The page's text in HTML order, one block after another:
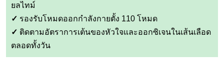
ยลไทม์
✓ รองรับโหมดออกกำลังกายตั้ง 110 โหมด
✓ ติดตามอัตราการเต้นของหัวใจและออกซิเจนในเส้นเลือด
ตลอดทั้งวัน